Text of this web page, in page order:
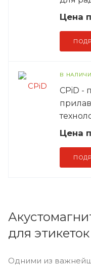
Цена
В
CPiD -
Цена
для этикеток
Одними из